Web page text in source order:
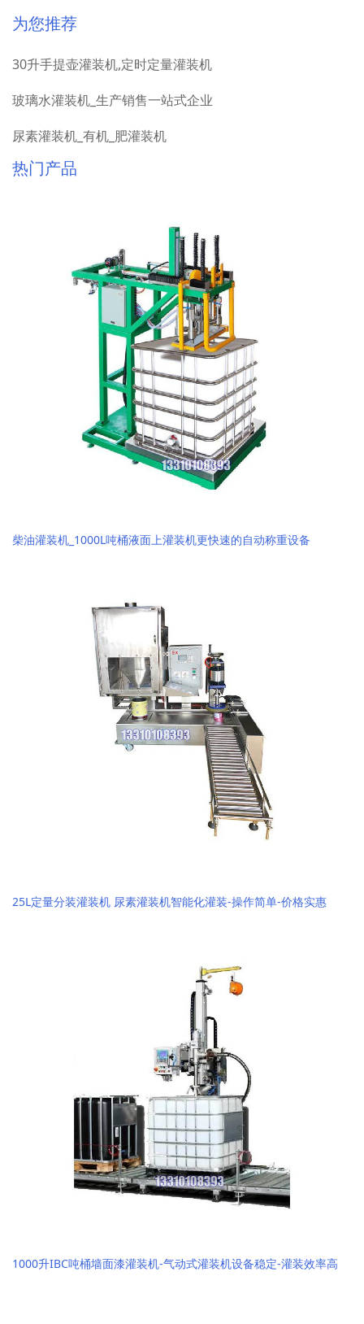
为您推荐
30升手提壶灌装机,定时定量灌装机
玻璃水灌装机_生产销售一站式企业
尿素灌装机_有机_肥灌装机
热门产品
柴油灌装机_1000L吨桶液面上灌装机更快速的自动称重设备
25L定量分装灌装机 尿素灌装机智能化灌装-操作简单-价格实惠
1000升IBC吨桶墙面漆灌装机-气动式灌装机设备稳定-灌装效率高